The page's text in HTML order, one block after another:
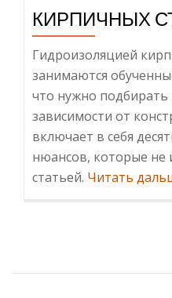
КИРПИЧНЫХ
Гидроизоляцией
занимаются
что нужно
зависимости от
включает в себя
нюансов, которые не
статьей. Читать